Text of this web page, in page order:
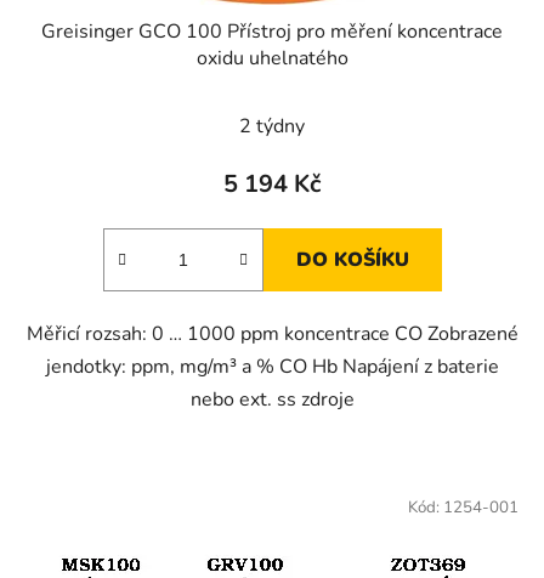
Greisinger GCO 100 Přístroj pro měření koncentrace
oxidu uhelnatého
hodnocení
produktu
3,0
hvězdiček.
2 týdny
5 194 Kč
DO KOŠÍKU
Měřicí rozsah: 0 … 1000 ppm koncentrace CO Zobrazené
jendotky: ppm, mg/m³ a % CO Hb Napájení z baterie
nebo ext. ss zdroje
Kód: 1254-001